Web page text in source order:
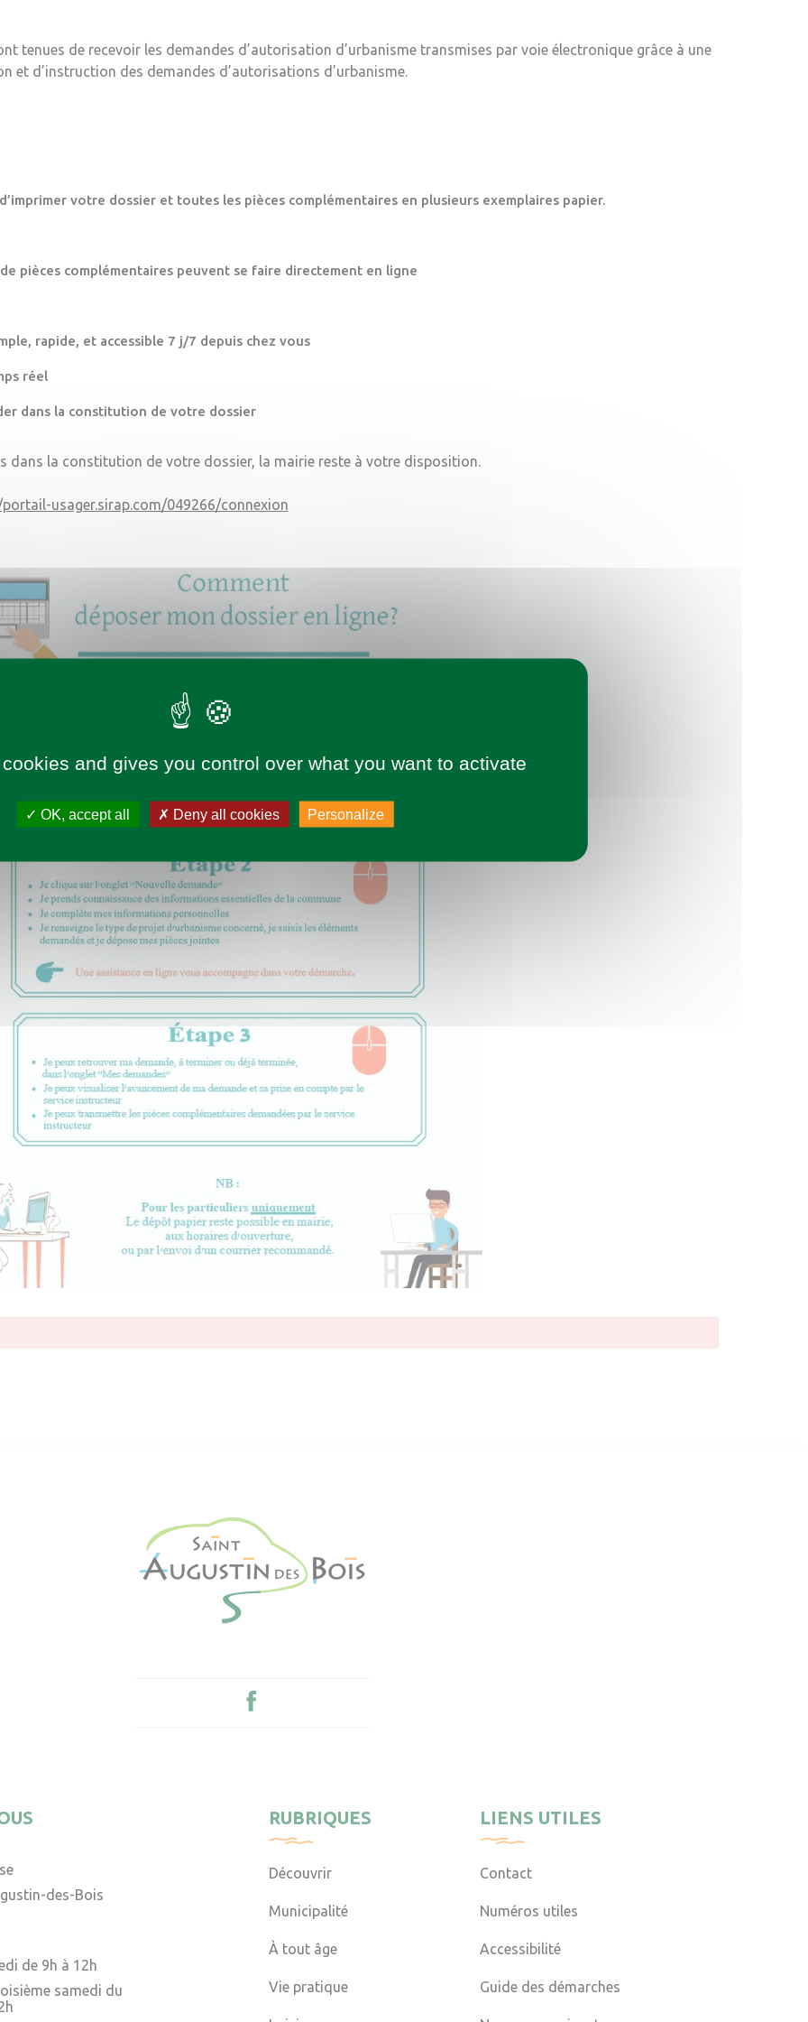
tenues de recevoir les demandes d’autorisation d’urbanisme transmises par voie électronique grâce à une
et d’instruction des demandes d’autorisations d’urbanisme.
votre dossier et toutes les pièces complémentaires en plusieurs exemplaires papier.
pièces complémentaires peuvent se faire directement en ligne
rapide, et accessible 7 j/7 depuis chez vous
réel
dans la constitution de votre dossier
dans la constitution de votre dossier, la mairie reste à votre disposition.
usager.sirap.com/049266/connexion
des-Bois
de 9h à 12h
samedi du
RUBRIQUES
Découvrir
Municipalité
À tout âge
Vie pratique
LIENS UTILES
Contact
Numéros utiles
Accessibilité
Guide des démarches
and gives you control over what you want to activate
OK, accept all Deny all cookies Personalize